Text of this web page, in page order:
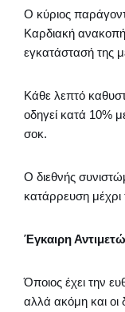
Ο κύριος
Καρδιακή ανακοπή
εγκατάστασή της
Κάθε λεπτό
οδηγεί κατά 10%
σοκ.
Ο διεθνής
κατάρρευση μέχρι
Έγκαιρη
Όποιος έχει την
αλλά ακόμη και οι